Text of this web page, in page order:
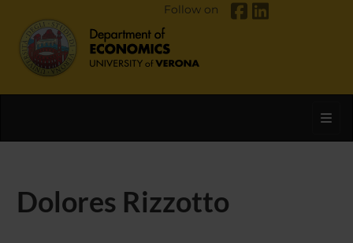
Follow on
Dolores Rizzotto